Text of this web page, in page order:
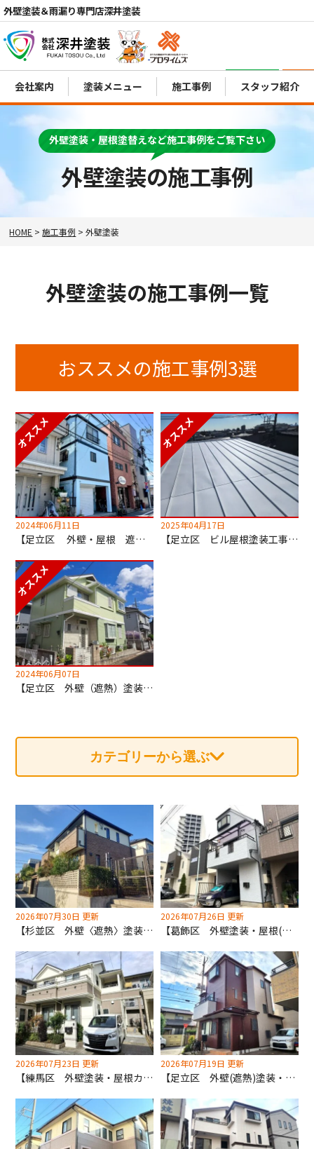
外壁塗装＆雨漏り専門店深井塗装
電話 MENU
会社案内 塗装メニュー 施工事例 スタッフ紹介
外壁塗装の施工事例
外壁塗装・屋根塗替えなど施工事例をご覧下さい
HOME >施工事例 >外壁塗装
外壁塗装の施工事例一覧
おススメの施工事例3選
2024年06月11日
【足立区 外壁・屋根 遮熱塗装工事】超低汚染無機塗料でセルフクリーニング！
2025年04月17日
【足立区 ビル屋根塗装工事】キルコ遮断熱塗料使用！2階の室温が劇的に変わります！
2024年06月07日
【足立区 外壁（遮熱）塗装・屋根カバー工法工事】深井塗装はカバー工法も専門！
カテゴリーから選ぶ
2026年07月30日 更新
【杉並区 外壁〈遮熱〉塗装工事・屋根カバー工法】タイル外壁も屋根カバーも深井塗装にお任せください！
2026年07月26日 更新
【葛飾区 外壁塗装・屋根(遮熱)塗装工事】夏場の暑さを軽減する明るめシルバーグレイ採用！！
2026年07月23日 更新
【練馬区 外壁塗装・屋根カバー工法工事】ノンアスベスト屋根材使用物件につきカバー工法をおすすめしました！
2026年07月19日 更新
【足立区 外壁(遮熱)塗装・屋根(遮熱)塗装工事】クリア検討も難しくお色のご提案させていただきました！